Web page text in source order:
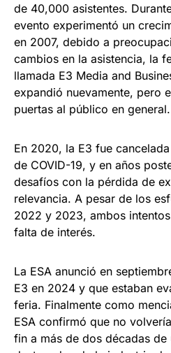
de 40,000 asistentes.
evento experimentó un
en 2007, debido a
cambios en la asistencia, la
llamada E3 Media and
expandió nuevamente, pero
puertas al público en general.
En 2020, la E3 fue
de COVID-19, y en años
desafíos con la pérdida de
relevancia. A pesar de los
2022 y 2023, ambos
falta de interés.
La ESA anunció en
E3 en 2024 y que estaban
feria. Finalmente como
ESA confirmó que no
fin a más de dos décadas